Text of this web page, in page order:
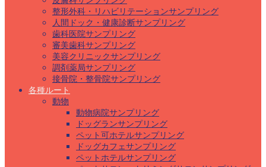
整形外科・リハビリテーションサンプリング
人間ドック・健康診断サンプリング
歯科医院サンプリング
審美歯科サンプリング
美容クリニックサンプリング
調剤薬局サンプリング
接骨院・整骨院サンプリング
各種ルート
動物
動物病院サンプリング
ドッグランサンプリング
ペット可ホテルサンプリング
ドッグカフェサンプリング
ペットホテルサンプリング